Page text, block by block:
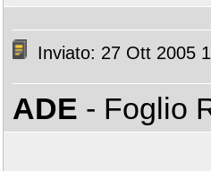
Inviato: 27 Ott 2005
ADE - Foglio